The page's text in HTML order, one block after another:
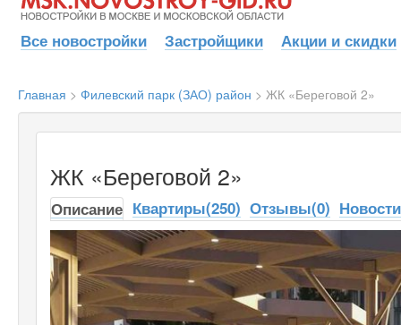
Все новостройки Застройщики Акции и скидки
Главная > Филевский парк (ЗАО) район > ЖК «Береговой 2»
ЖК «Береговой 2»
Описание Квартиры(250) Отзывы(0)